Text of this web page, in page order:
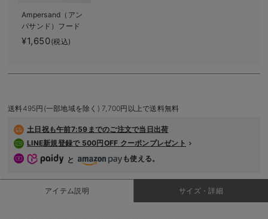
Ampersand（アン
パサンド）フード
ロゴプリント ロン
グTシャツ
¥1,650(税込)
送料495円(一部地域を除く) 7,700円以上で送料無料
土日祝も午前7:59までのご注文で当日出荷
LINE新規登録で 500円OFF クーポンプレゼント
と
も使える。
アイテム説明 サイズ・詳細